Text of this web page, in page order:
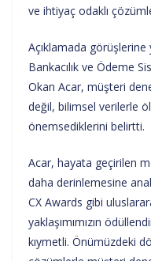
ve ihtiyaç odaklı
Açıklamada
Bankacılık ve Ödeme
Okan Acar, müşteri
değil, bilimsel verilerle
önemsediklerini belirtti.
Acar, hayata geçirilen
daha derinlemesine
CX Awards gibi
yaklaşımımızın
kıymetli. Önümüzdeki